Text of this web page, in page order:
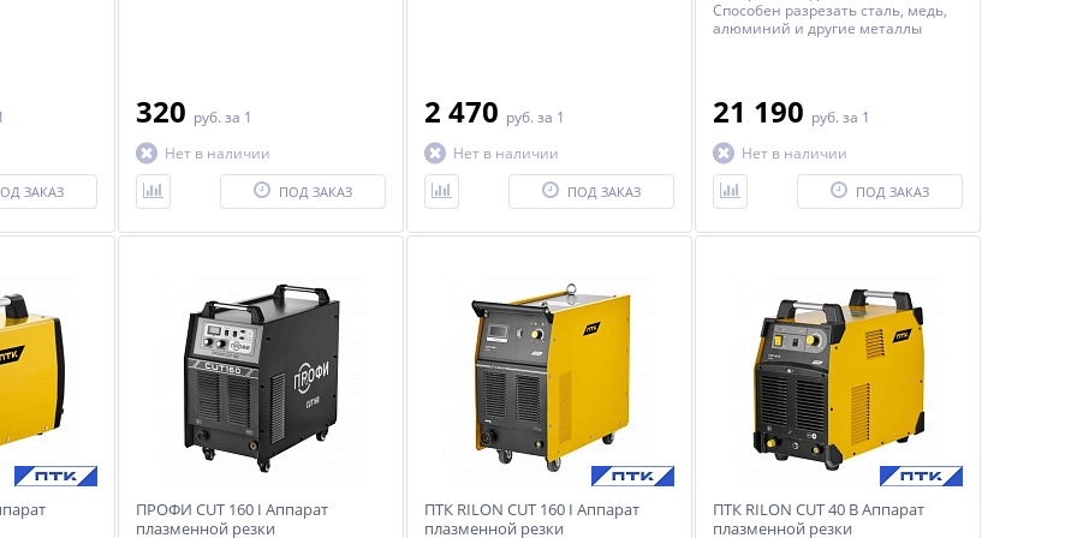
-20% %
WDK-550 Подъемник
четырехстоечный, г/п 5,5
тонн WiederKraft
590 030
GrunBaum установка для
кондиционеров AC3000N
ЗАКАЗ
320 руб. за 1
Нет в наличии
ПОД ЗАКАЗ
2 470 руб. за 1
Нет в наличии
ПОД ЗАКАЗ
Способен разрезать сталь, медь,
алюминий и другие металлы
21 190 руб. за 1
Нет в наличии
ПОД ЗАКАЗ
ПРОФИ CUT 160 I Аппарат
плазменной резки
ПТК RILON CUT 160 I Аппарат
плазменной резки
ПТК RILON CUT 40 B Аппарат
плазменной резки